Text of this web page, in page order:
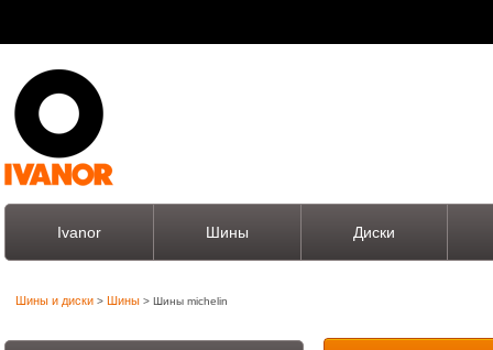
Ivanor Шины Диски
Шины и диски > Шины > Шины michelin